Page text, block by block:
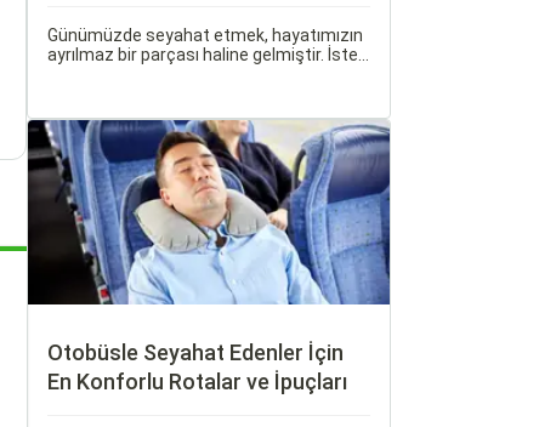
Günümüzde seyahat etmek, hayatımızın
ayrılmaz bir parçası haline gelmiştir. İster
seçmek oldukça önemlidir.
Otobüsle Seyahat Edenler İçin
En Konforlu Rotalar ve İpuçları